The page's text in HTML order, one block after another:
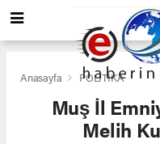
Anasayfa POLİTİKA
Muş İl
Melih